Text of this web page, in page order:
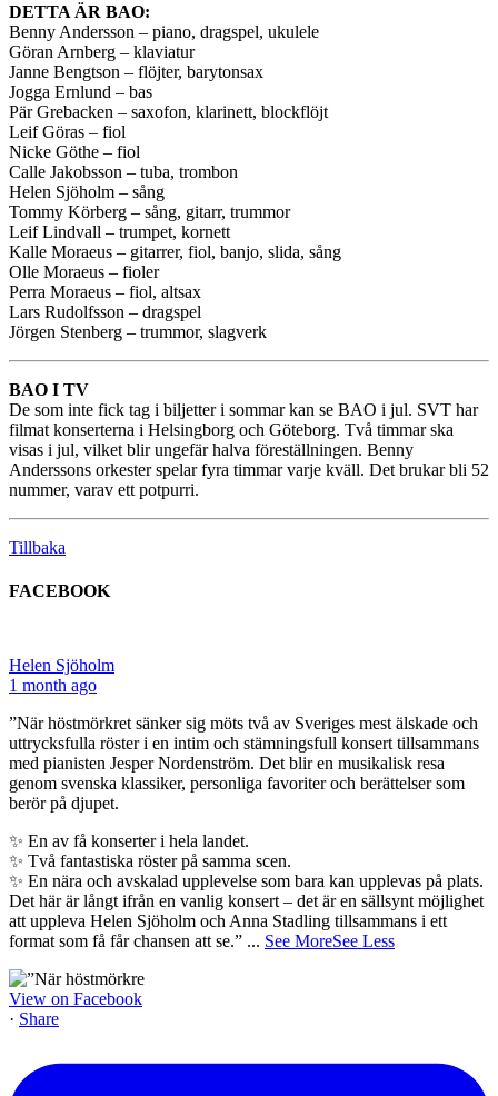
DETTA ÄR BAO:
Benny Andersson – piano, dragspel, ukulele
Göran Arnberg – klaviatur
Janne Bengtson – flöjter, barytonsax
Jogga Ernlund – bas
Pär Grebacken – saxofon, klarinett, blockflöjt
Leif Göras – fiol
Nicke Göthe – fiol
Calle Jakobsson – tuba, trombon
Helen Sjöholm – sång
Tommy Körberg – sång, gitarr, trummor
Leif Lindvall – trumpet, kornett
Kalle Moraeus – gitarrer, fiol, banjo, slida, sång
Olle Moraeus – fioler
Perra Moraeus – fiol, altsax
Lars Rudolfsson – dragspel
Jörgen Stenberg – trummor, slagverk
BAO I TV
De som inte fick tag i biljetter i sommar kan se BAO i jul. SVT har
filmat konserterna i Helsingborg och Göteborg. Två timmar ska
visas i jul, vilket blir ungefär halva föreställningen. Benny
Anderssons orkester spelar fyra timmar varje kväll. Det brukar bli 52
nummer, varav ett potpurri.
Tillbaka
FACEBOOK
Helen Sjöholm
1 month ago
”När höstmörkret sänker sig möts två av Sveriges mest älskade och
uttrycksfulla röster i en intim och stämningsfull konsert tillsammans
med pianisten Jesper Nordenström. Det blir en musikalisk resa
genom svenska klassiker, personliga favoriter och berättelser som
berör på djupet.
✨ En av få konserter i hela landet.
✨ Två fantastiska röster på samma scen.
✨ En nära och avskalad upplevelse som bara kan upplevas på plats.
Det här är långt ifrån en vanlig konsert – det är en sällsynt möjlighet
att uppleva Helen Sjöholm och Anna Stadling tillsammans i ett
format som få får chansen att se.” ... See MoreSee Less
View on Facebook
· Share